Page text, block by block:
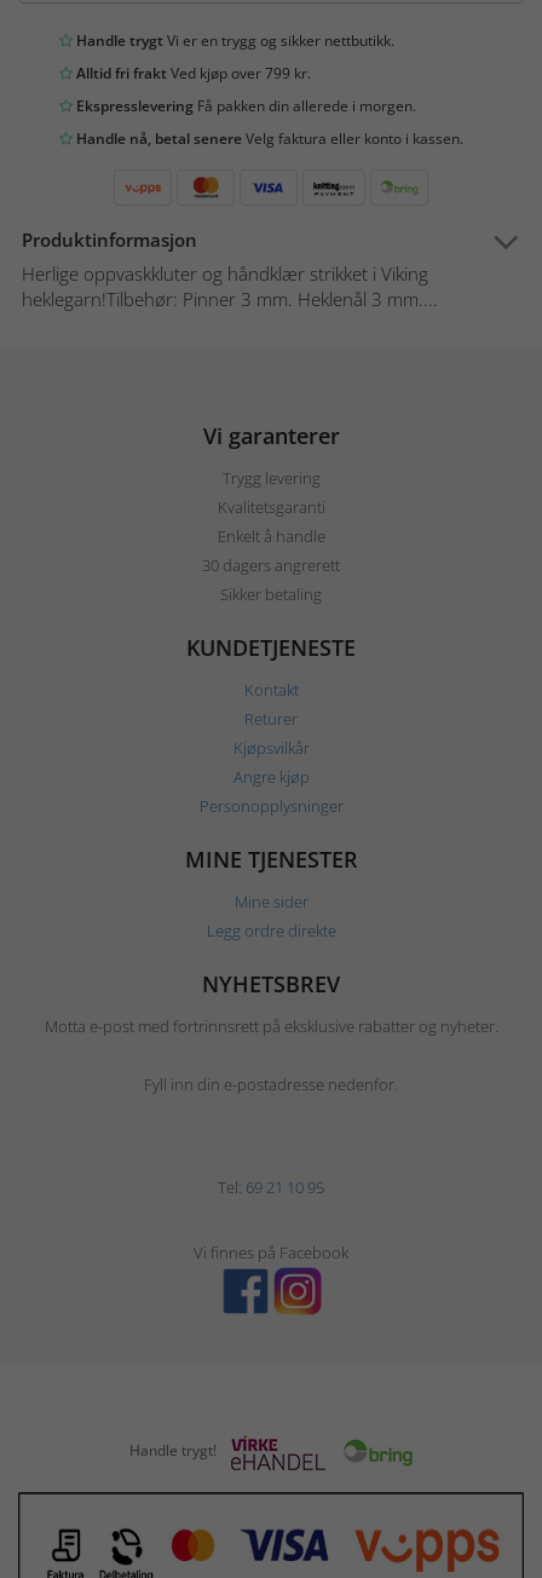
Handle trygtVi er en trygg og sikker nettbutikk.
Alltid fri fraktVed kjøp over 799 kr.
Ekspresslevering Få pakken din allerede i morgen.
Handle nå, betal senereVelg faktura eller konto i kassen.
Produktinformasjon
Herlige oppvaskkluter og håndklær strikket i Viking
heklegarn!Tilbehør: Pinner 3 mm. Heklenål 3 mm....
Vi garanterer
Trygg levering
Kvalitetsgaranti
Enkelt å handle
30 dagers angrerett
Sikker betaling
KUNDETJENESTE
Kontakt
Returer
Kjøpsvilkår
Angre kjøp
Personopplysninger
MINE TJENESTER
Mine sider
Legg ordre direkte
NYHETSBREV
Motta e-post med fortrinnsrett på eksklusive rabatter og nyheter.
Fyll inn din e-postadresse nedenfor.
Tel: 69 21 10 95
Vi finnes på Facebook
Handle trygt!